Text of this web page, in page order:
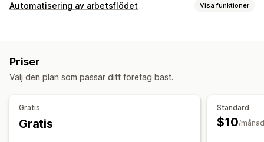
Automatisering av arbetsflödet Visa funktioner
Priser
Välj den plan som passar ditt företag bäst.
Gratis
Gratis
Standard
$10/månad